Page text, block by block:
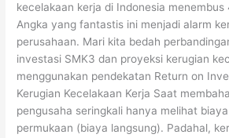
kecelakaan kerja di Indonesia menembus
Angka yang fantastis ini menjadi alarm
perusahaan. Mari kita bedah
investasi SMK3 dan proyeksi kerugian
menggunakan pendekatan Return on
Kerugian Kecelakaan Kerja Saat
pengusaha seringkali hanya melihat
permukaan (biaya langsung). Padahal,